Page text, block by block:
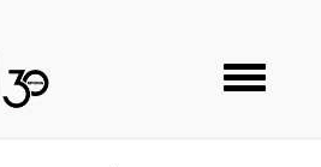
Toggle
navigation